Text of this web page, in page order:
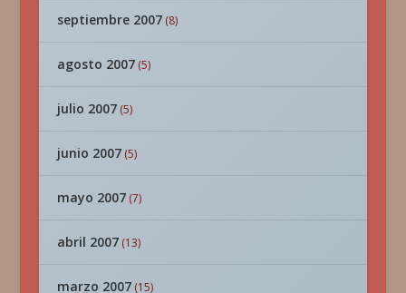
septiembre 2007(8)
agosto 2007(5)
julio 2007(5)
junio 2007(5)
mayo 2007(7)
abril 2007(13)
marzo 2007(15)